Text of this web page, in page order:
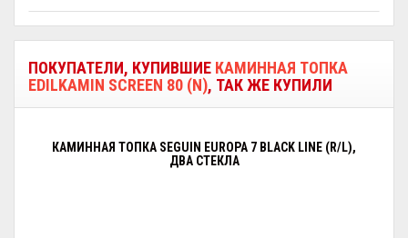
ПОКУПАТЕЛИ, КУПИВШИЕ КАМИННАЯ ТОПКА
EDILKAMIN SCREEN 80 (N), ТАК ЖЕ КУПИЛИ
КАМИННАЯ ТОПКА SEGUIN EUROPA 7 BLACK LINE (R/L),
ДВА СТЕКЛА